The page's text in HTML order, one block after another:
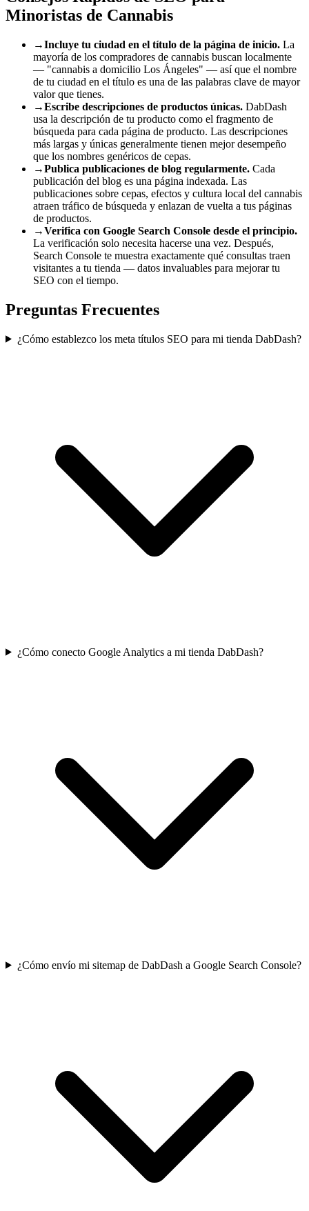
Minoristas de Cannabis
→Incluye tu ciudad en el título de la página de inicio. La
mayoría de los compradores de cannabis buscan localmente
— "cannabis a domicilio Los Ángeles" — así que el nombre
de tu ciudad en el título es una de las palabras clave de mayor
valor que tienes.
→Escribe descripciones de productos únicas. DabDash
usa la descripción de tu producto como el fragmento de
búsqueda para cada página de producto. Las descripciones
más largas y únicas generalmente tienen mejor desempeño
que los nombres genéricos de cepas.
→Publica publicaciones de blog regularmente. Cada
publicación del blog es una página indexada. Las
publicaciones sobre cepas, efectos y cultura local del cannabis
atraen tráfico de búsqueda y enlazan de vuelta a tus páginas
de productos.
→Verifica con Google Search Console desde el principio.
La verificación solo necesita hacerse una vez. Después,
Search Console te muestra exactamente qué consultas traen
visitantes a tu tienda — datos invaluables para mejorar tu
SEO con el tiempo.
Preguntas Frecuentes
¿Cómo establezco los meta títulos SEO para mi tienda DabDash?
¿Cómo conecto Google Analytics a mi tienda DabDash?
¿Cómo envío mi sitemap de DabDash a Google Search Console?